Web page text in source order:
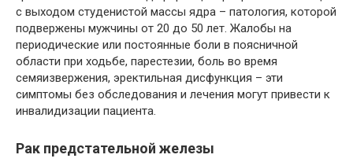
с выходом студенистой массы ядра – патология, которой
подвержены мужчины от 20 до 50 лет. Жалобы на
периодические или постоянные боли в поясничной
области при ходьбе, парестезии, боль во время
семяизвержения, эректильная дисфункция – эти
симптомы без обследования и лечения могут привести к
инвалидизации пациента.
Рак предстательной железы